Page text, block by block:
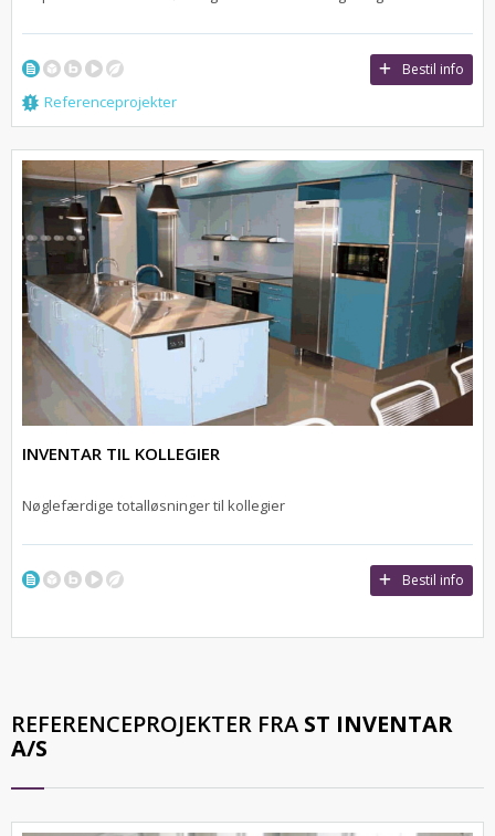
Bestil info
Referenceprojekter
INVENTAR TIL KOLLEGIER
Nøglefærdige totalløsninger til kollegier
Bestil info
REFERENCEPROJEKTER FRA ST INVENTAR
A/S